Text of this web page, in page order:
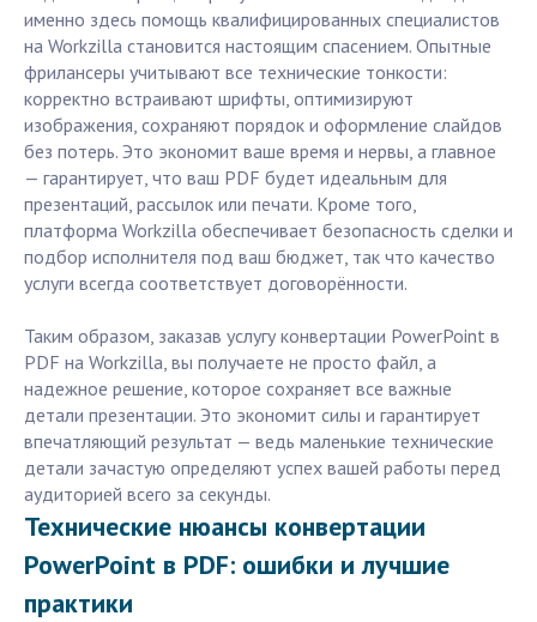
именно здесь помощь квалифицированных специалистов
на Workzilla становится настоящим спасением. Опытные
фрилансеры учитывают все технические тонкости:
корректно встраивают шрифты, оптимизируют
изображения, сохраняют порядок и оформление слайдов
без потерь. Это экономит ваше время и нервы, а главное
— гарантирует, что ваш PDF будет идеальным для
презентаций, рассылок или печати. Кроме того,
платформа Workzilla обеспечивает безопасность сделки и
подбор исполнителя под ваш бюджет, так что качество
услуги всегда соответствует договорённости.
Таким образом, заказав услугу конвертации PowerPoint в
PDF на Workzilla, вы получаете не просто файл, а
надежное решение, которое сохраняет все важные
детали презентации. Это экономит силы и гарантирует
впечатляющий результат — ведь маленькие технические
детали зачастую определяют успех вашей работы перед
аудиторией всего за секунды.
Технические нюансы конвертации
PowerPoint в PDF: ошибки и лучшие
практики